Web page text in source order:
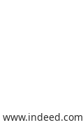
www.indeed.com